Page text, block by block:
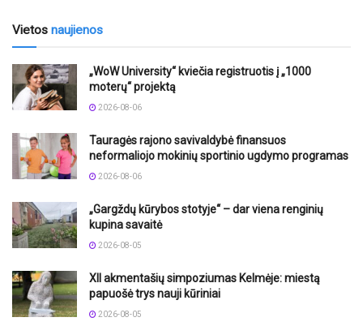
Vietos naujienos
„WoW University“ kviečia registruotis į „1000
moterų“ projektą
2026-08-06
Tauragės rajono savivaldybė finansuos
neformaliojo mokinių sportinio ugdymo programas
2026-08-06
„Gargždų kūrybos stotyje“ – dar viena renginių
kupina savaitė
2026-08-05
XII akmentašių simpoziumas Kelmėje: miestą
papuošė trys nauji kūriniai
2026-08-05